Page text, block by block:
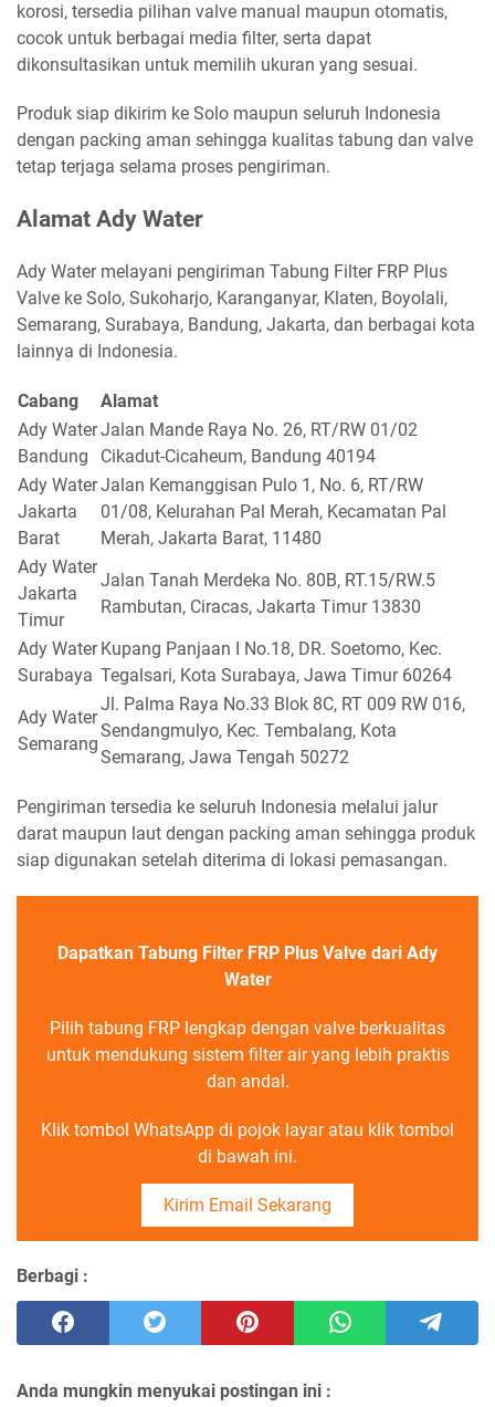
korosi, tersedia pilihan valve manual maupun otomatis,
cocok untuk berbagai media filter, serta dapat
dikonsultasikan untuk memilih ukuran yang sesuai.
Produk siap dikirim ke Solo maupun seluruh Indonesia
dengan packing aman sehingga kualitas tabung dan valve
tetap terjaga selama proses pengiriman.
Alamat Ady Water
Ady Water melayani pengiriman Tabung Filter FRP Plus
Valve ke Solo, Sukoharjo, Karanganyar, Klaten, Boyolali,
Semarang, Surabaya, Bandung, Jakarta, dan berbagai kota
lainnya di Indonesia.
Cabang
Alamat
Ady Water
Bandung
Jalan Mande Raya No. 26, RT/RW 01/02
Cikadut-Cicaheum, Bandung 40194
Ady Water
Jakarta
Barat
Jalan Kemanggisan Pulo 1, No. 6, RT/RW
01/08, Kelurahan Pal Merah, Kecamatan Pal
Merah, Jakarta Barat, 11480
Ady Water
Jakarta
Timur
Jalan Tanah Merdeka No. 80B, RT.15/RW.5
Rambutan, Ciracas, Jakarta Timur 13830
Ady Water
Surabaya
Kupang Panjaan I No.18, DR. Soetomo, Kec.
Tegalsari, Kota Surabaya, Jawa Timur 60264
Ady Water
Semarang
Jl. Palma Raya No.33 Blok 8C, RT 009 RW 016,
Sendangmulyo, Kec. Tembalang, Kota
Semarang, Jawa Tengah 50272
Pengiriman tersedia ke seluruh Indonesia melalui jalur
darat maupun laut dengan packing aman sehingga produk
siap digunakan setelah diterima di lokasi pemasangan.
Dapatkan Tabung Filter FRP Plus Valve dari Ady
Water
Pilih tabung FRP lengkap dengan valve berkualitas
untuk mendukung sistem filter air yang lebih praktis
dan andal.
Klik tombol WhatsApp di pojok layar atau klik tombol
di bawah ini.
Kirim Email Sekarang
Berbagi :
Anda mungkin menyukai postingan ini :